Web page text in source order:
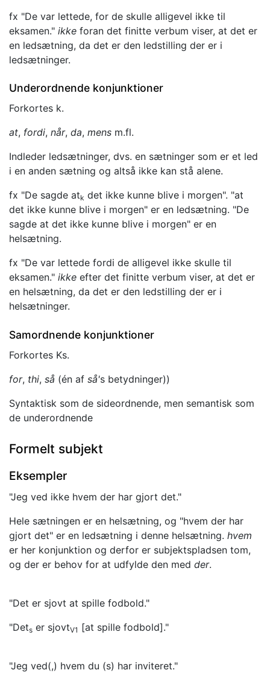
fx "De var lettede, for de skulle alligevel ikke til
eksamen." ikke foran det finitte verbum viser, at det er
en ledsætning, da det er den ledstilling der er i
ledsætninger.
Underordnende konjunktioner
Forkortes k.
at, fordi, når, da, mens m.fl.
Indleder ledsætninger, dvs. en sætninger som er et led
i en anden sætning og altså ikke kan stå alene.
fx "De sagde atk det ikke kunne blive i morgen". "at
det ikke kunne blive i morgen" er en ledsætning. "De
sagde at det ikke kunne blive i morgen" er en
helsætning.
fx "De var lettede fordi de alligevel ikke skulle til
eksamen." ikke efter det finitte verbum viser, at det er
en helsætning, da det er den ledstilling der er i
helsætninger.
Samordnende konjunktioner
Forkortes Ks.
for, thi, så (én af så's betydninger))
Syntaktisk som de sideordnende, men semantisk som
de underordnende
Formelt subjekt
Eksempler
"Jeg ved ikke hvem der har gjort det."
Hele sætningen er en helsætning, og "hvem der har
gjort det" er en ledsætning i denne helsætning. hvem
er her konjunktion og derfor er subjektspladsen tom,
og der er behov for at udfylde den med der.
"Det er sjovt at spille fodbold."
"Dets er sjovtV1 [at spille fodbold]."
"Jeg ved(,) hvem du (s) har inviteret."